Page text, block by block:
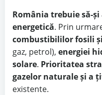
România trebuie să-
energetică. Prin
combustibililor fosili
gaz, petrol), energiei
solare. Prioritatea
gazelor naturale și a
existente.